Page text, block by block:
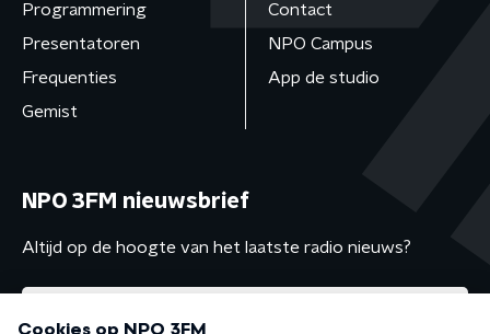
Programmering
Presentatoren
Frequenties
Gemist
Contact
NPO Campus
App de studio
NPO 3FM nieuwsbrief
Altijd op de hoogte van het laatste radio nieuws?